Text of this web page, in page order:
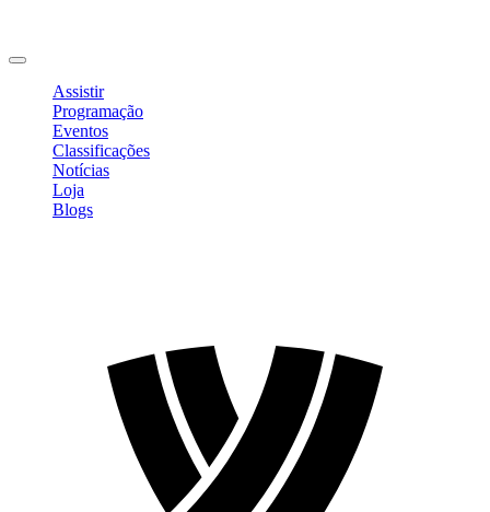
Assistir
Programação
Eventos
Classificações
Notícias
Loja
Blogs